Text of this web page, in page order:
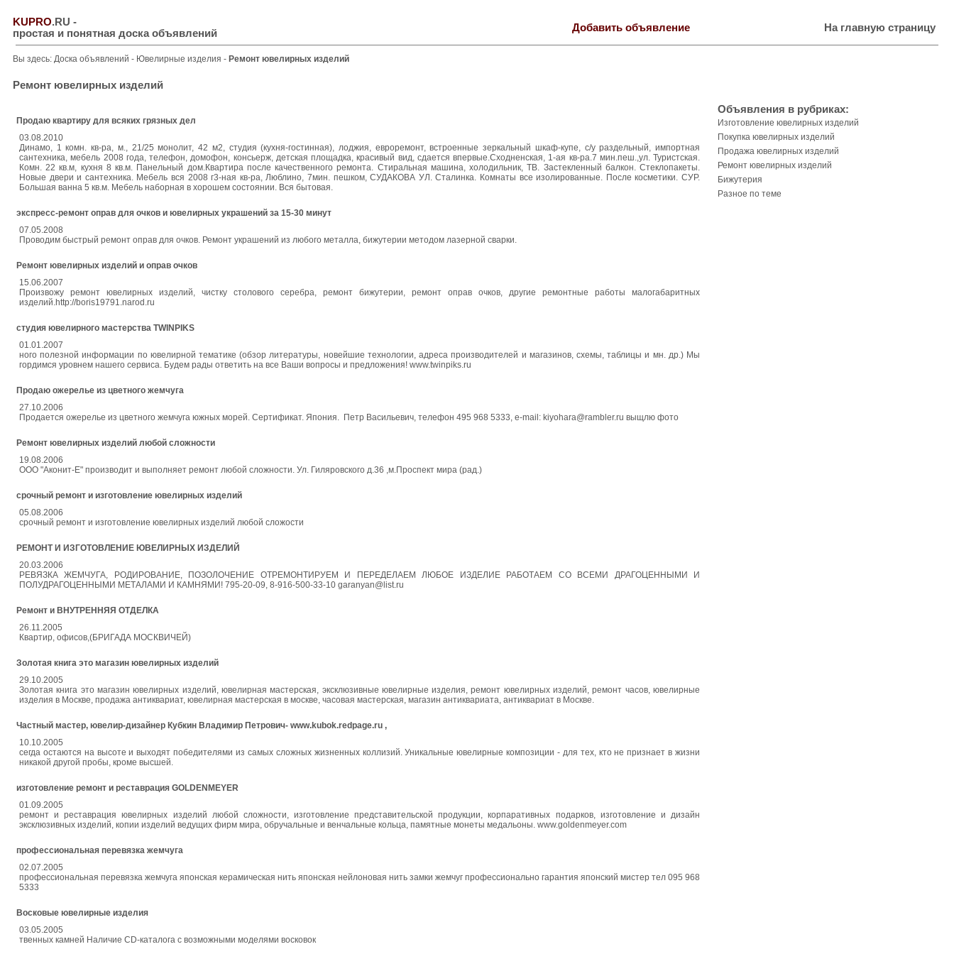
KUPRO.RU -
простая и понятная доска объявлений
Добавить объявление На главную страницу
Вы здесь: Доска объявлений - Ювелирные изделия - Ремонт ювелирных изделий
Ремонт ювелирных изделий
Продаю квартиру для всяких грязных дел
03.08.2010
Динамо, 1 комн. кв-ра, м., 21/25 монолит, 42 м2, студия (кухня-гостинная), лоджия, евроремонт, встроенные зеркальный шкаф-купе, с/у раздельный, импортная
сантехника, мебель 2008 года, телефон, домофон, консьерж, детская площадка, красивый вид, сдается впервые.Сходненская, 1-ая кв-ра.7 мин.пеш.,ул. Туристская.
Комн. 22 кв.м, кухня 8 кв.м. Панельный дом.Квартира после качественного ремонта. Стиральная машина, холодильник, ТВ. Застекленный балкон. Стеклопакеты.
Новые двери и сантехника. Мебель вся 2008 г3-ная кв-ра, Люблино, 7мин. пешком, СУДАКОВА УЛ. Сталинка. Комнаты все изолированные. После косметики. СУР.
Большая ванна 5 кв.м. Мебель наборная в хорошем состоянии. Вся бытовая.
экспресс-ремонт оправ для очков и ювелирных украшений за 15-30 минут
07.05.2008
Проводим быстрый ремонт оправ для очков. Ремонт украшений из любого металла, бижутерии методом лазерной сварки.
Ремонт ювелирных изделий и оправ очков
15.06.2007
Произвожу ремонт ювелирных изделий, чистку столового серебра, ремонт бижутерии, ремонт оправ очков, другие ремонтные работы малогабаритных
изделий.http://boris19791.narod.ru
студия ювелирного мастерства TWINPIKS
01.01.2007
ного полезной информации по ювелирной тематике (обзор литературы, новейшие технологии, адреса производителей и магазинов, схемы, таблицы и мн. др.) Мы
гордимся уровнем нашего сервиса. Будем рады ответить на все Ваши вопросы и предложения! www.twinpiks.ru
Продаю ожерелье из цветного жемчуга
27.10.2006
Продается ожерелье из цветного жемчуга южных морей. Сертификат. Япония. Петр Васильевич, телефон 495 968 5333, e-mail: kiyohara@rambler.ru выщлю фото
Ремонт ювелирных изделий любой сложности
19.08.2006
ООО "Аконит-Е" производит и выполняет ремонт любой сложности. Ул. Гиляровского д.36 ,м.Проспект мира (рад.)
срочный ремонт и изготовление ювелирных изделий
05.08.2006
срочный ремонт и изготовление ювелирных изделий любой сложости
РЕМОНТ И ИЗГОТОВЛЕНИЕ ЮВЕЛИРНЫХ ИЗДЕЛИЙ
20.03.2006
РЕВЯЗКА ЖЕМЧУГА, РОДИРОВАНИЕ, ПОЗОЛОЧЕНИЕ ОТРЕМОНТИРУЕМ И ПЕРЕДЕЛАЕМ ЛЮБОЕ ИЗДЕЛИЕ РАБОТАЕМ СО ВСЕМИ ДРАГОЦЕННЫМИ И
ПОЛУДРАГОЦЕННЫМИ МЕТАЛАМИ И КАМНЯМИ! 795-20-09, 8-916-500-33-10 garanyan@list.ru
Ремонт и ВНУТРЕННЯЯ ОТДЕЛКА
26.11.2005
Квартир, офисов,(БРИГАДА МОСКВИЧЕЙ)
Золотая книга это магазин ювелирных изделий
29.10.2005
Золотая книга это магазин ювелирных изделий, ювелирная мастерская, эксклюзивные ювелирные изделия, ремонт ювелирных изделий, ремонт часов, ювелирные
изделия в Москве, продажа антиквариат, ювелирная мастерская в москве, часовая мастерская, магазин антиквариата, антиквариат в Москве.
Частный мастер, ювелир-дизайнер Кубкин Владимир Петрович- www.kubok.redpage.ru ,
10.10.2005
сегда остаются на высоте и выходят победителями из самых сложных жизненных коллизий. Уникальные ювелирные композиции - для тех, кто не признает в жизни
никакой другой пробы, кроме высшей.
изготовление ремонт и реставрация GOLDENMEYER
01.09.2005
ремонт и реставрация ювелирных изделий любой сложности, изготовление представительской продукции, корпаративных подарков, изготовление и дизайн
эксклюзивных изделий, копии изделий ведущих фирм мира, обручальные и венчальные кольца, памятные монеты медальоны. www.goldenmeyer.com
профессиональная перевязка жемчуга
02.07.2005
профессиональная перевязка жемчуга японская керамическая нить японская нейлоновая нить замки жемчуг профессионально гарантия японский мистер тел 095 968
5333
Восковые ювелирные изделия
03.05.2005
твенных камней Наличие CD-каталога с возможными моделями восковок
Объявления в рубриках:
Изготовление ювелирных изделий
Покупка ювелирных изделий
Продажа ювелирных изделий
Ремонт ювелирных изделий
Бижутерия
Разное по теме